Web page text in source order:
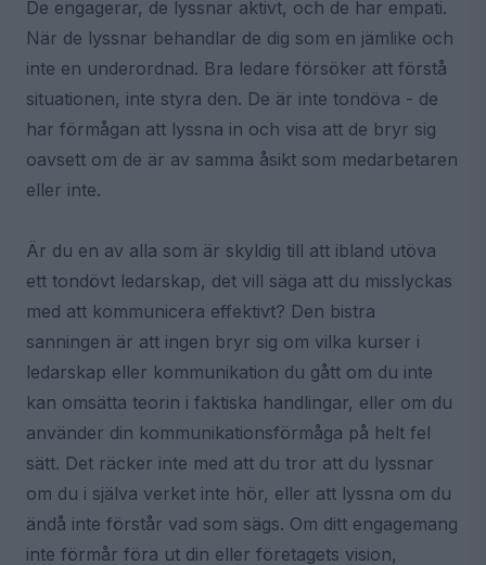
De engagerar, de lyssnar aktivt, och de har empati.
När de lyssnar behandlar de dig som en jämlike och
inte en underordnad. Bra ledare försöker att förstå
situationen, inte styra den. De är inte tondöva - de
har förmågan att lyssna in och visa att de bryr sig
oavsett om de är av samma åsikt som medarbetaren
eller inte.
Är du en av alla som är skyldig till att ibland utöva
ett tondövt ledarskap, det vill säga att du misslyckas
med att kommunicera effektivt? Den bistra
sanningen är att ingen bryr sig om vilka kurser i
ledarskap eller kommunikation du gått om du inte
kan omsätta teorin i faktiska handlingar, eller om du
använder din kommunikationsförmåga på helt fel
sätt. Det räcker inte med att du tror att du lyssnar
om du i själva verket inte hör, eller att lyssna om du
ändå inte förstår vad som sägs. Om ditt engagemang
inte förmår föra ut din eller företagets vision,